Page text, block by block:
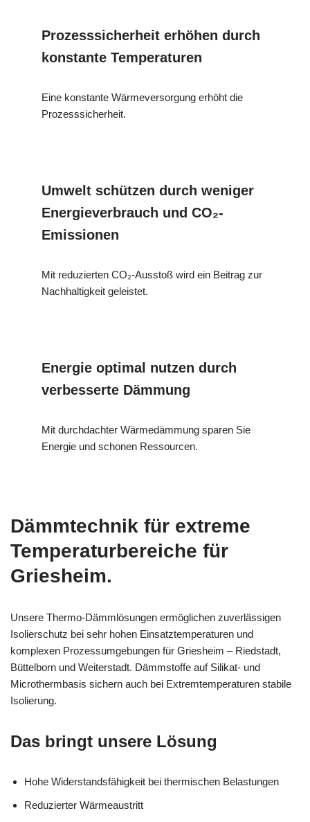
Prozesssicherheit erhöhen durch
konstante Temperaturen
Eine konstante Wärmeversorgung erhöht die
Prozesssicherheit.
Umwelt schützen durch weniger
Energieverbrauch und CO₂-
Emissionen
Mit reduzierten CO₂-Ausstoß wird ein Beitrag zur
Nachhaltigkeit geleistet.
Energie optimal nutzen durch
verbesserte Dämmung
Mit durchdachter Wärmedämmung sparen Sie
Energie und schonen Ressourcen.
Dämmtechnik für extreme
Temperaturbereiche für
Griesheim.
Unsere Thermo-Dämmlösungen ermöglichen zuverlässigen
Isolierschutz bei sehr hohen Einsatztemperaturen und
komplexen Prozessumgebungen für Griesheim – Riedstadt,
Büttelborn und Weiterstadt. Dämmstoffe auf Silikat- und
Microthermbasis sichern auch bei Extremtemperaturen stabile
Isolierung.
Das bringt unsere Lösung
Hohe Widerstandsfähigkeit bei thermischen Belastungen
Reduzierter Wärmeaustritt